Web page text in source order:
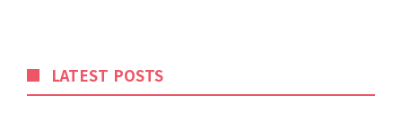
LATEST POSTS